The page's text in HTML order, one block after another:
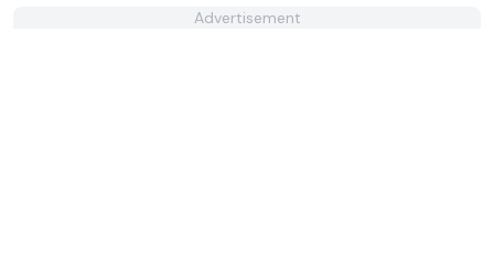
Advertisement